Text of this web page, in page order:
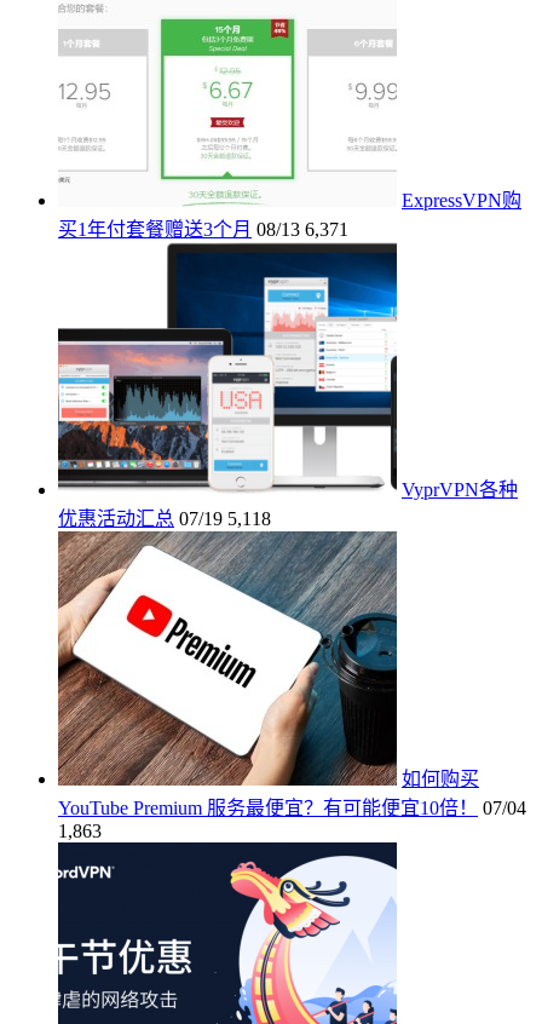
ExpressVPN购
买1年付套餐赠送3个月 08/13 6,371
VyprVPN各种
优惠活动汇总 07/19 5,118
如何购买
YouTube Premium 服务最便宜？有可能便宜10倍！
07/04
1,863